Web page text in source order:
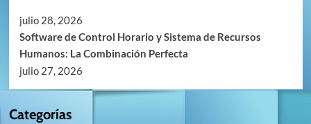
julio 28, 2026
Software de Control Horario y Sistema de Recursos
Humanos: La Combinación Perfecta
julio 27, 2026
Categorías